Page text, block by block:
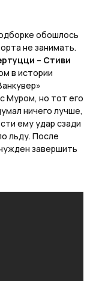
обошлось
не занимать.
– Стиви
в истории
Муром, но тот его
ничего лучше,
ему удар сзади
льду. После
завершить